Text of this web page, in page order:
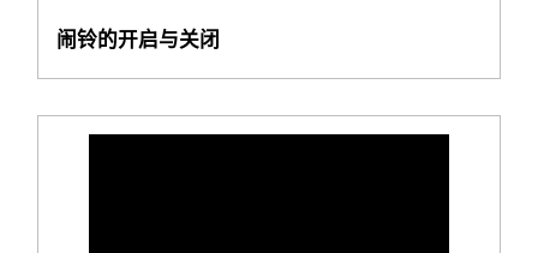
闹铃的开启与关闭